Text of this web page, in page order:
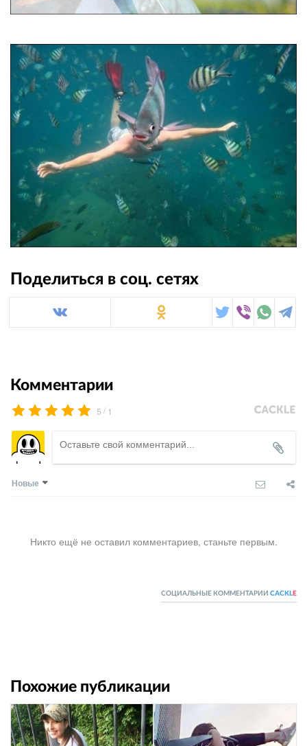
Поделиться в соц. сетях
Комментарии
5 / 1
Новые
Никто ещё не оставил комментариев, станьте первым.
СОЦИАЛЬНЫЕ КОММЕНТАРИИ CACKL E
Похожие публикации